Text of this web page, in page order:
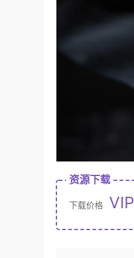
资源下载
下载价格 VIP